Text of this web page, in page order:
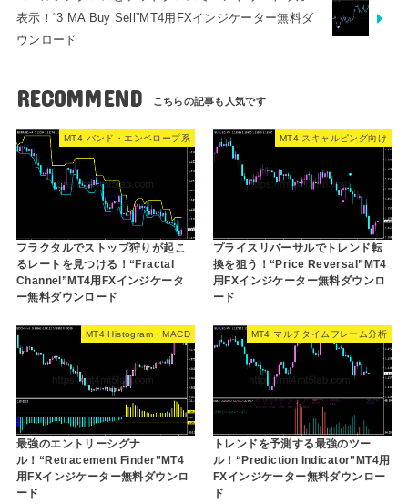
表示！“3 MA Buy Sell”MT4用FXインジケーター無料ダ
ウンロード
RECOMMEND
MT4 バンド・エンベロープ系
フラクタルでストップ狩りが起こ
るレートを見つける！“Fractal
Channel”MT4用FXインジケータ
ー無料ダウンロード
MT4 スキャルピング向け
プライスリバーサルでトレンド転
換を狙う！“Price Reversal”MT4
用FXインジケーター無料ダウンロ
ード
MT4 Histogram・MACD
最強のエントリーシグナ
ル！“Retracement Finder”MT4
用FXインジケーター無料ダウンロ
ード
MT4 マルチタイムフレーム分析
トレンドを予測する最強のツー
ル！“Prediction Indicator”MT4用
FXインジケーター無料ダウンロー
ド